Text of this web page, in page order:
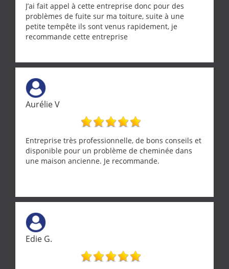
J’ai fait appel à cette entreprise donc pour des
problèmes de fuite sur ma toiture, suite à une
petite tempête ils sont venus rapidement, je
recommande cette entreprise
Aurélie V
Entreprise très professionnelle, de bons conseils et
disponible pour un problème de cheminée dans
une maison ancienne. Je recommande.
Edie G.